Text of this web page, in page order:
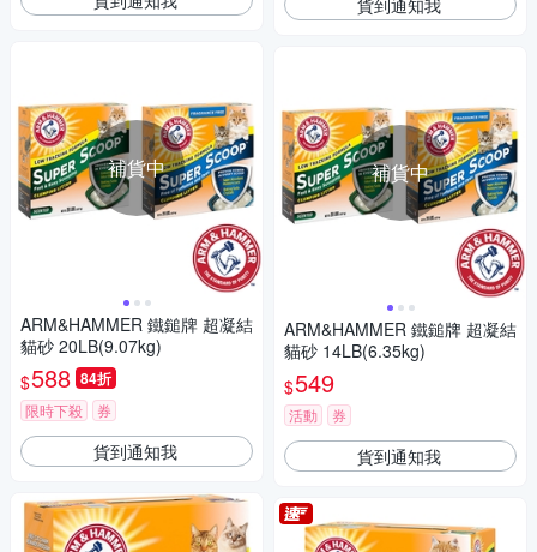
補貨中
ARM&HAMMER 鐵鎚牌 超凝結
貓砂 20LB(9.07kg)
$588 84折
限時下殺 券
貨到通知我
補貨中
ARM&HAMMER 鐵鎚牌 超凝結
貓砂 14LB(6.35kg)
$549
活動 券
貨到通知我